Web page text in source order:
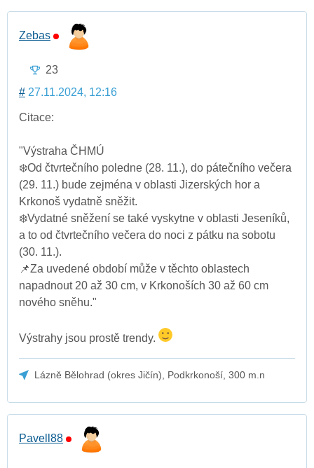
Zebas
23
# 27.11.2024, 12:16
Citace:
"Výstraha ČHMÚ
❄️Od čtvrtečního poledne (28. 11.), do pátečního večera
(29. 11.) bude zejména v oblasti Jizerských hor a
Krkonoš vydatně sněžit.
❄️Vydatné sněžení se také vyskytne v oblasti Jeseníků,
a to od čtvrtečního večera do noci z pátku na sobotu
(30. 11.).
📌Za uvedené období může v těchto oblastech
napadnout 20 až 30 cm, v Krkonoších 30 až 60 cm
nového sněhu."
Výstrahy jsou prostě trendy.
Lázně Bělohrad (okres Jičín), Podkrkonoší, 300 m.n
Pavell88